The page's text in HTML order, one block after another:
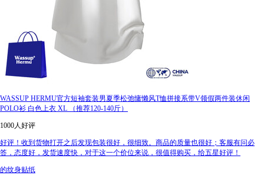
WASSUP HERMU官方短袖套装男夏季松弛慵懒风T恤拼接系带V领假两件装休闲
POLO衫 白色上衣 XL （推荐120-140斤）
1000人好评
好评！收到货物打开之后发现包装很好，很细致。商品的质量也很好；客服有问必
答，态度好，发货速度快，对于这一个价位来说，很值得购买，给五星好评！
的纹身贴纸